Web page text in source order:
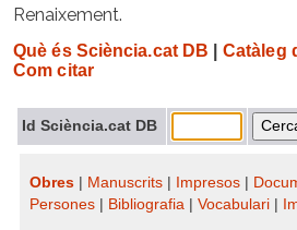
Renaixement.
Què és Sciència.cat DB Catàleg
Com citar
Id Sciència.cat DB
Obres Manuscrits Impresos
Persones
Bibliografia Vocabulari